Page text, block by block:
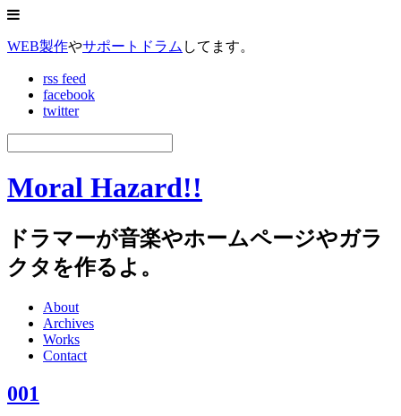
WEB製作やサポートドラム してます。
rss feed
facebook
twitter
Moral Hazard!!
ドラマーが音楽やホームページやガラ
クタを作るよ。
About
Archives
Works
Contact
001